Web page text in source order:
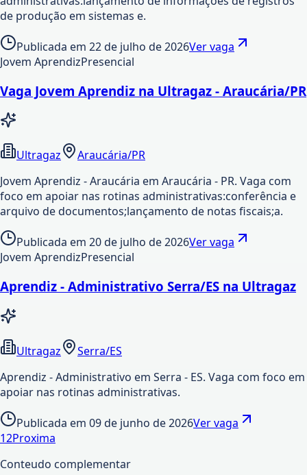
de produção em sistemas e.
Publicada em 22 de julho de 2026Ver vaga
Jovem AprendizPresencial
Vaga Jovem Aprendiz na Ultragaz - Araucária/PR
Ultragaz
Araucária/PR
Jovem Aprendiz - Araucária em Araucária - PR. Vaga com
foco em apoiar nas rotinas administrativas:conferência e
arquivo de documentos;lançamento de notas fiscais;a.
Publicada em 20 de julho de 2026Ver vaga
Jovem AprendizPresencial
Aprendiz - Administrativo Serra/ES na Ultragaz
Ultragaz
Serra/ES
Aprendiz - Administrativo em Serra - ES. Vaga com foco em
apoiar nas rotinas administrativas.
Publicada em 09 de junho de 2026Ver vaga
12Proxima
Conteudo complementar